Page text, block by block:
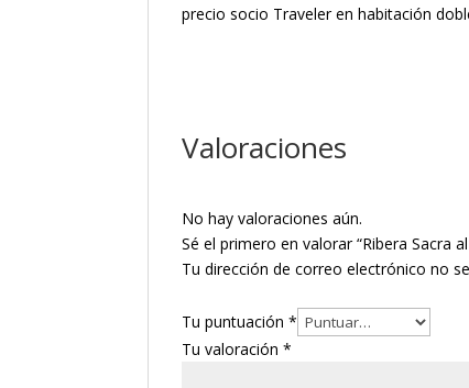
precio socio Traveler en habitación
Valoraciones
No hay valoraciones aún.
Sé el primero en valorar “Ribera Sacra
Tu dirección de correo electrónico no
Tu puntuación*
Tu valoración*